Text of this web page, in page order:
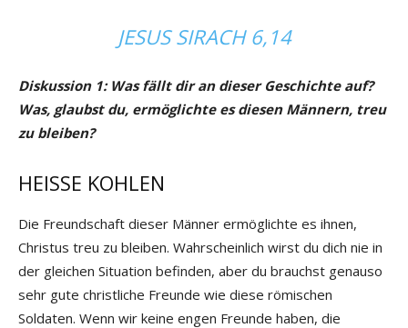
JESUS SIRACH 6,14
Diskussion 1: Was fällt dir an dieser Geschichte auf?
Was, glaubst du, ermöglichte es diesen Männern, treu
zu bleiben?
HEISSE KOHLEN
Die Freundschaft dieser Männer ermöglichte es ihnen,
Christus treu zu bleiben. Wahrscheinlich wirst du dich nie in
der gleichen Situation befinden, aber du brauchst genauso
sehr gute christliche Freunde wie diese römischen
Soldaten. Wenn wir keine engen Freunde haben, die